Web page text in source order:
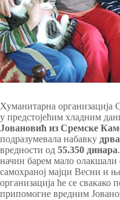
Хуманитарна организација
у предстојећим хладним
Јовановић из Сремске
подразумевала набавку
вредности од 55.350 динара
начин барем мало олакшали
самохраној мајци Весни и
организација ће се свакако
припомогне вредним